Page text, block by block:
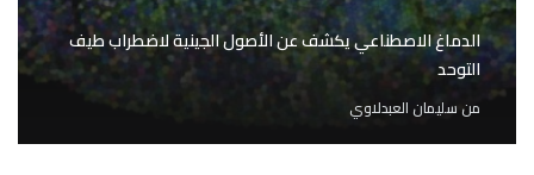
الدماغ الاصطناعي يكشف عن الأصول الجينية لاضطراب طيف
التوحد
من سليمان العبدلاوي